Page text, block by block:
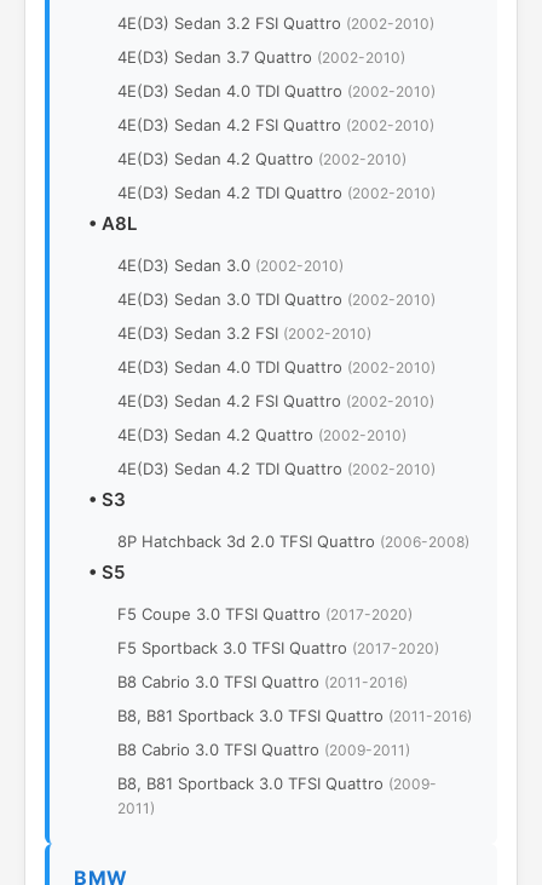
4E(D3) Sedan 3.2 FSI Quattro (2002-2010)
4E(D3) Sedan 3.7 Quattro (2002-2010)
4E(D3) Sedan 4.0 TDI Quattro (2002-2010)
4E(D3) Sedan 4.2 FSI Quattro (2002-2010)
4E(D3) Sedan 4.2 Quattro (2002-2010)
4E(D3) Sedan 4.2 TDI Quattro (2002-2010)
• A8L
4Е(D3) Sedan 3.0 (2002-2010)
4Е(D3) Sedan 3.0 TDI Quattro (2002-2010)
4Е(D3) Sedan 3.2 FSI (2002-2010)
4Е(D3) Sedan 4.0 TDI Quattro (2002-2010)
4Е(D3) Sedan 4.2 FSI Quattro (2002-2010)
4Е(D3) Sedan 4.2 Quattro (2002-2010)
4Е(D3) Sedan 4.2 TDI Quattro (2002-2010)
• S3
8P Hatchback 3d 2.0 TFSI Quattro (2006-2008)
• S5
F5 Coupe 3.0 TFSI Quattro (2017-2020)
F5 Sportback 3.0 TFSI Quattro (2017-2020)
В8 Cabrio 3.0 TFSI Quattro (2011-2016)
В8, B81 Sportback 3.0 TFSI Quattro (2011-2016)
В8 Cabrio 3.0 TFSI Quattro (2009-2011)
В8, B81 Sportback 3.0 TFSI Quattro (2009-
2011)
BMW